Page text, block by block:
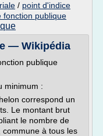
/ point d'indice
fonction publique
— Wikipédia
publique
minimum :
correspond un
Le montant brut
le nombre de
à tous les